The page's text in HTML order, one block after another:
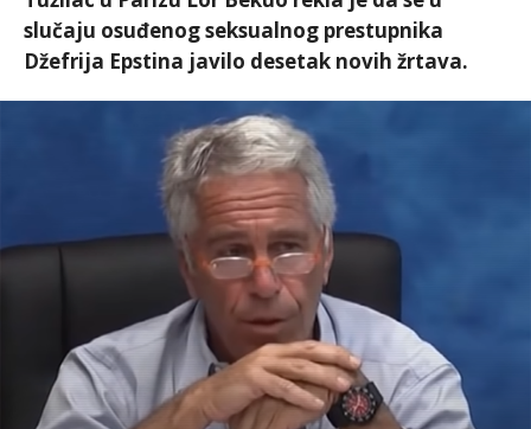
slučaju osuđenog seksualnog prestupnika
Džefrija Epstina javilo desetak novih žrtava.